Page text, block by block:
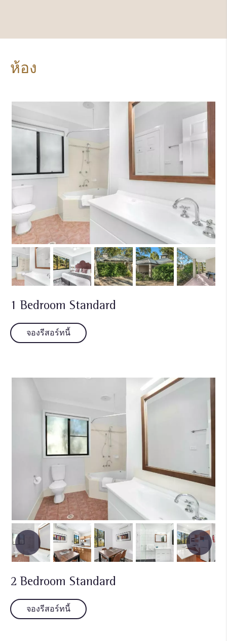
ห้อง
1 Bedroom Standard
จองรีสอร์ทนี้
2 Bedroom Standard
จองรีสอร์ทนี้